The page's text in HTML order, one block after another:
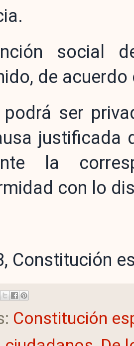
social
de
podrá ser
justificada
la
con lo
Constitución
Constitución